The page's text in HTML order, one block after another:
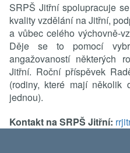
SRPŠ Jitřní spolupracuje
kvality vzdělání na Jitřní,
a vůbec celého výchovně-
Děje se to pomocí
angažovaností některých
Jitřní. Roční příspěvek
(rodiny, které mají
jednou).
Kontakt na SRPŠ Jitřní: